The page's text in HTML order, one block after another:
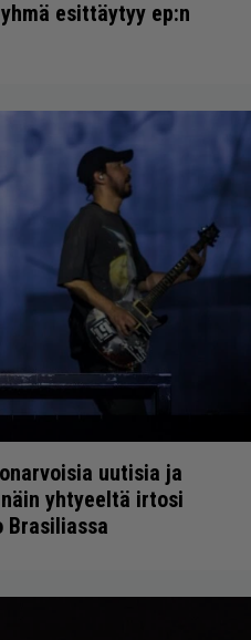
esittäytyy ep:n
uutisia ja
yhtyeeltä irtosi